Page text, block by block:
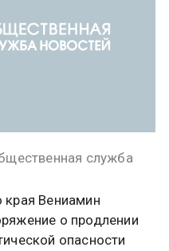
служба
края Вениамин
о продлении
опасности